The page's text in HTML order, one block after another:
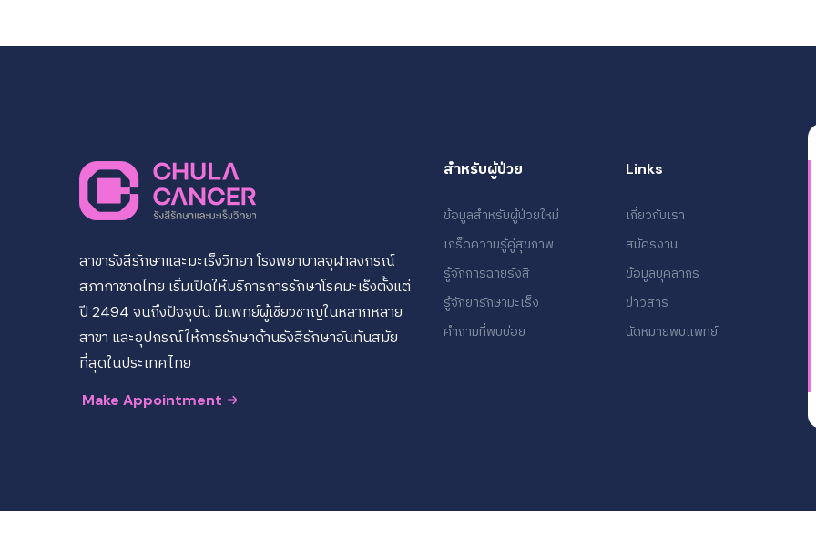
สาขารังสีรักษาและมะเร็งวิทยา โรงพยาบาลจุฬาลงกรณ์
สภากาชาดไทย เริ่มเปิดให้บริการการรักษาโรคมะเร็งตั้งแต่
ปี 2494 จนถึงปัจจุบัน มีแพทย์ผู้เชี่ยวชาญในหลากหลาย
สาขา และอุปกรณ์ให้การรักษาด้านรังสีรักษาอันทันสมัย
ที่สุดในประเทศไทย
Make Appointment
สำหรับผู้ป่วย
ข้อมูลสำหรับผู้ป่วยใหม่
เกร็ดความรู้คู่สุขภาพ
รู้จักการฉายรังสี
รู้จักยารักษามะเร็ง
คำถามที่พบบ่อย
Links
เกี่ยวกับเรา
สมัครงาน
ข้อมูลบุคลากร
ข่าวสาร
นัดหมายพบแพทย์